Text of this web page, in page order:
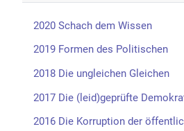
2020 Schach dem Wissen
2019 Formen des Politischen
2018 Die ungleichen Gleichen
2017 Die (leid)geprüfte
2016 Die Korruption der